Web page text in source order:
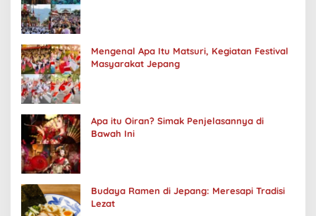
Mengenal Apa Itu Matsuri, Kegiatan Festival
Masyarakat Jepang
Apa itu Oiran? Simak Penjelasannya di
Bawah Ini
Budaya Ramen di Jepang: Meresapi Tradisi
Lezat